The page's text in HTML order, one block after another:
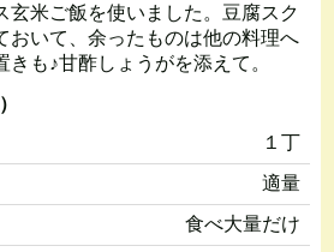
玄米ご飯を使いました。豆腐スク
おいて、余ったものは他の料理へ
も♪甘酢しょうがを添えて。
１丁
適量
食べ大量だけ